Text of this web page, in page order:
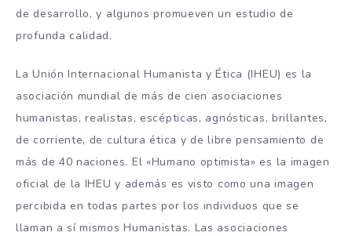
de desarrollo, y algunos promueven un estudio de
profunda calidad.
La Unión Internacional Humanista y Ética (IHEU) es la
asociación mundial de más de cien asociaciones
humanistas, realistas, escépticas, agnósticas, brillantes,
de corriente, de cultura ética y de libre pensamiento de
más de 40 naciones. El «Humano optimista» es la imagen
oficial de la IHEU y además es visto como una imagen
percibida en todas partes por los individuos que se
llaman a sí mismos Humanistas. Las asociaciones